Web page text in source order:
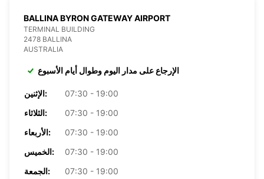
BALLINA BYRON GATEWAY AIRPORT
TERMINAL BUILDING
2478 BALLINA
AUSTRALIA
الإرجاع على مدار اليوم وطوال أيام الأسبوع
الإثنين:
07:30 - 19:00
الثلاثاء:
07:30 - 19:00
الأربعاء:
07:30 - 19:00
الخميس:
07:30 - 19:00
الجمعة:
07:30 - 19:00